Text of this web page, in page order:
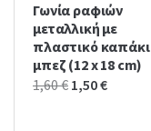
Γωνία ραφιών
μεταλλική με
πλαστικό καπάκι
μπεζ (12 x 18 cm)
1,60€ Original
1,50€Current